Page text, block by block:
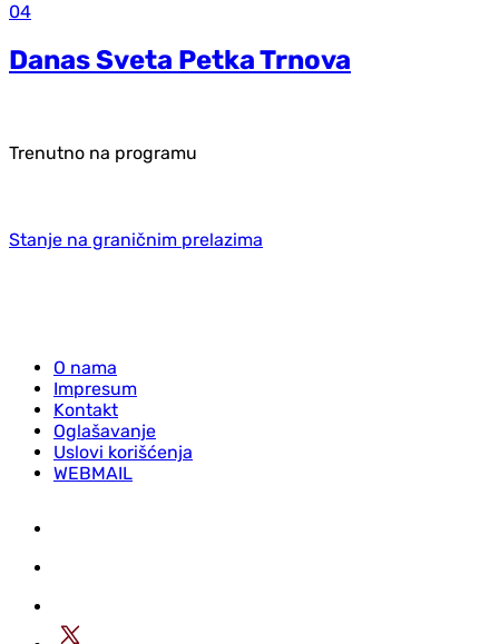
04
Danas Sveta Petka Trnova
Trenutno na programu
Stanje na graničnim prelazima
O nama
Impresum
Kontakt
Oglašavanje
Uslovi korišćenja
WEBMAIL